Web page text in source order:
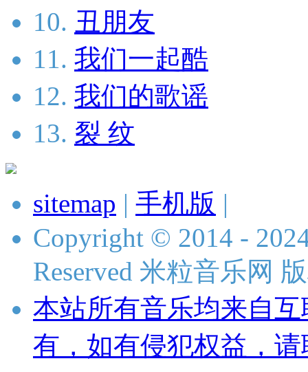
10. 丑朋友
11. 我们一起酷
12. 我们的歌谣
13. 裂 纹
sitemap | 手机版 |
Copyright © 2014 -
Reserved 米粒音乐网
本站所有音乐均来自
有，如有侵犯权益，